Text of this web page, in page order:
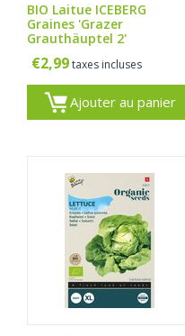
BIO Laitue ICEBERG
Graines 'Grazer
Grauthäuptel 2'
€2,99taxes incluses
Ajouter au panier